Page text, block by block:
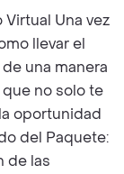
Virtual Una vez
llevar el
una manera
no solo te
oportunidad
del Paquete:
de las